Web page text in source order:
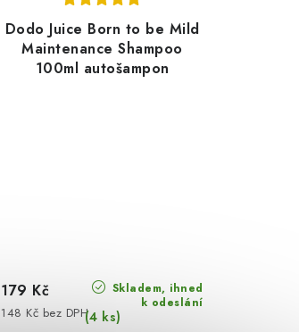
Dodo Juice Born to be Mild
Maintenance Shampoo
100ml autošampon
Skladem, ihned
k odeslání
(4 ks)
148 Kč bez DPH
179 Kč